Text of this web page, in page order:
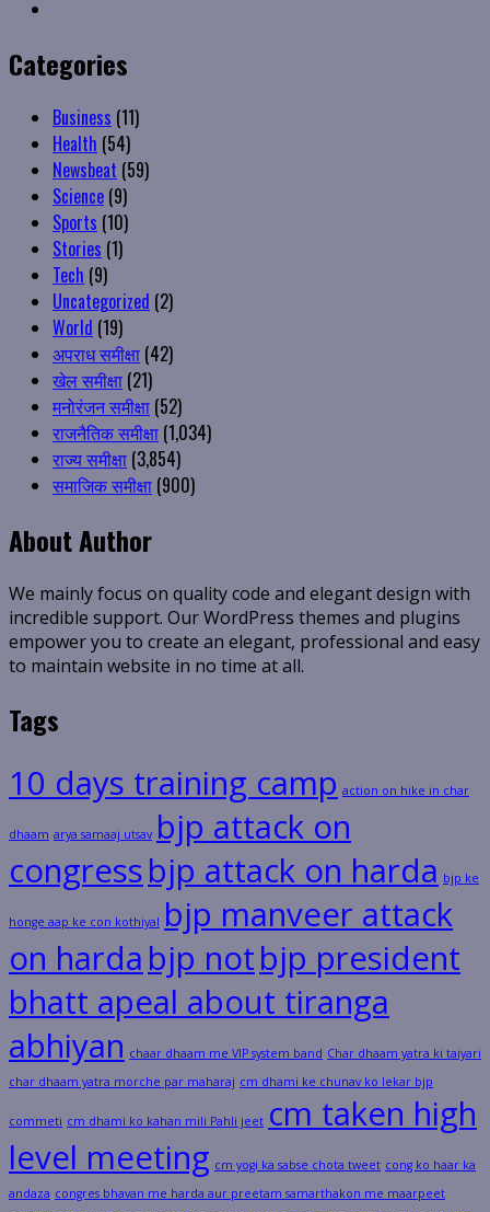
Categories
Business (11)
Health (54)
Newsbeat (59)
Science (9)
Sports (10)
Stories (1)
Tech (9)
Uncategorized (2)
World (19)
अपराध समीक्षा (42)
खेल समीक्षा (21)
मनोरंजन समीक्षा (52)
राजनैतिक समीक्षा (1,034)
राज्य समीक्षा (3,854)
समाजिक समीक्षा (900)
About Author
We mainly focus on quality code and elegant design with
incredible support. Our WordPress themes and plugins
empower you to create an elegant, professional and easy
to maintain website in no time at all.
Tags
10 days training camp action on hike in char
dhaam arya samaaj utsav bjp attack on
congressbjp attack on harda bjp ke
honge aap ke con kothiyal bjp manveer attack
on harda bjp notbjp president
bhatt apeal about tiranga
abhiyan chaar dhaam me VIP system band Char dhaam yatra ki taiyari
char dhaam yatra morche par maharaj cm dhami ke chunav ko lekar bjp
commeti cm dhami ko kahan mili Pahli jeet cm taken high
level meeting cm yogi ka sabse chota tweet cong ko haar ka
andaza congres bhavan me harda aur preetam samarthakon me maarpeet